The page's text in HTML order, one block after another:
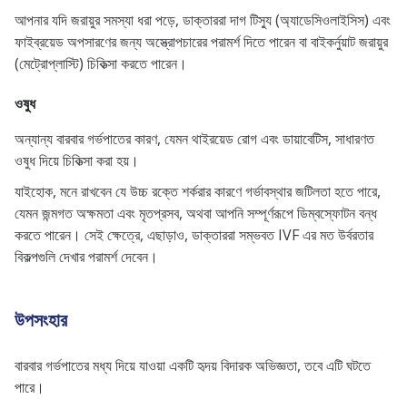
আপনার যদি জরায়ুর সমস্যা ধরা পড়ে, ডাক্তাররা দাগ টিস্যু (অ্যাডেসিওলাইসিস) এবং
ফাইব্রয়েড অপসারণের জন্য অস্ত্রোপচারের পরামর্শ দিতে পারেন বা বাইকর্নুয়াট জরায়ুর
(মেট্রোপ্লাস্টি) চিকিত্সা করতে পারেন।
ওষুধ
অন্যান্য বারবার গর্ভপাতের কারণ, যেমন থাইরয়েড রোগ এবং ডায়াবেটিস, সাধারণত
ওষুধ দিয়ে চিকিত্সা করা হয়।
যাইহোক, মনে রাখবেন যে উচ্চ রক্তে শর্করার কারণে গর্ভাবস্থার জটিলতা হতে পারে,
যেমন জন্মগত অক্ষমতা এবং মৃতপ্রসব, অথবা আপনি সম্পূর্ণরূপে ডিম্বস্ফোটন বন্ধ
করতে পারেন। সেই ক্ষেত্রে, এছাড়াও, ডাক্তাররা সম্ভবত IVF এর মত উর্বরতার
বিকল্পগুলি দেখার পরামর্শ দেবেন।
উপসংহার
বারবার গর্ভপাতের মধ্য দিয়ে যাওয়া একটি হৃদয় বিদারক অভিজ্ঞতা, তবে এটি ঘটতে
পারে।